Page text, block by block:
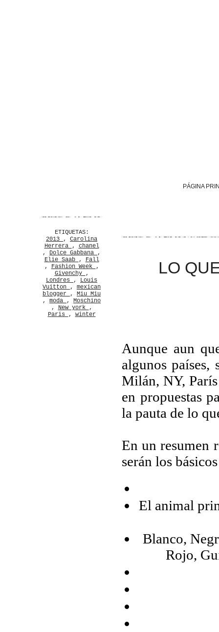
PÁGINA
LO
ETIQUETAS:
2013 , Carolina
Herrera , chanel
, Dolce Gabbana ,
Elie Saab ,
Fall
,
Fashion Week ,
Givenchy ,
Londres , Louis
Vuitton , mexican
blogger , Miu Miu
, moda , Moschino
,
New york ,
Paris
, winter
Aunque aun
algunos
Milán, NY,
en propuestas
la pauta de lo
En un resumen
serán los
El animal
Blanco,
Rojo,